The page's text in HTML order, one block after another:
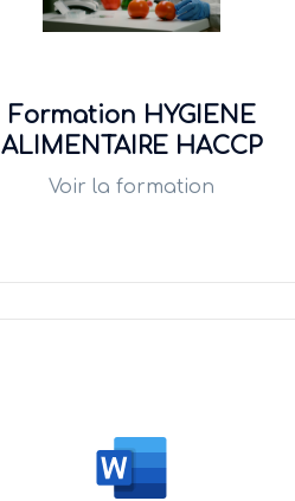
Formation HYGIENE
ALIMENTAIRE HACCP
Voir la formation